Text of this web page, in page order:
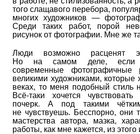
того слащавого перебора,
многих художников —
Среди таких работ, порой
рисунок от фотографии. Мне же
Люди возможно расценят
Но на самом деле, если
современные фотографичные
великими художниками,
веках, то меня подобный стиль
Всё-таки хочется
почерк. А под такими
не чувствуешь. Бесспорно, они
мастерства автора, мазка,
работы, как мне кажется, из этого